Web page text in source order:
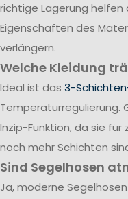
richtige Lagerung
Eigenschaften des
verlängern.
Welche Kleidung
Ideal ist das 3-
Temperaturregulierung.
Inzip-Funktion, da sie
noch mehr Schichten
Sind Segelhosen
Ja, moderne